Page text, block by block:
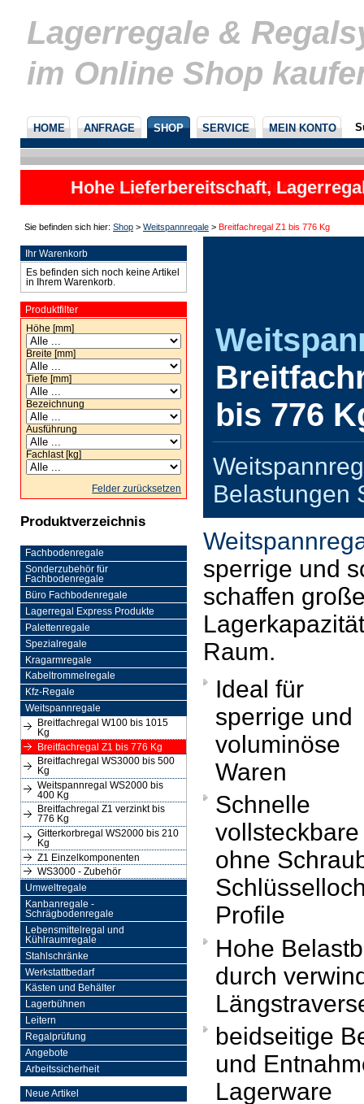
Lagerregale &
im Online Shop
HOME ANFRAGE SHOP SERVICE MEIN KONTO
Hohe Lieferbereitschaft,
nicht
Sie befinden sich hier: Shop > Weitspannregale > Breitfachregal Z1 bis 776 Kg
Ihr Warenkorb
Es befinden sich noch keine Artikel
in Ihrem Warenkorb.
Produktfilter
Höhe [mm]
Breite [mm]
Tiefe [mm]
Bezeichnung
Ausführung
Fachlast [kg]
Felder zurücksetzen
Produktverzeichnis
Fachbodenregale
Sonderzubehör für
Fachbodenregale
Büro Fachbodenregale
Lagerregal Express Produkte
Palettenregale
Spezialregale
Kragarmregale
Kabeltrommelregale
Kfz-Regale
Weitspannregale
Breitfachregal W100 bis 1015
Kg
Breitfachregal Z1 bis 776 Kg
Breitfachregal WS3000 bis 500
Kg
Weitspannregal WS2000 bis
400 Kg
Breitfachregal Z1 verzinkt bis
776 Kg
Gitterkorbregal WS2000 bis 210
Kg
Z1 Einzelkomponenten
WS3000 - Zubehör
Umweltregale
Kanbanregale -
Schrägbodenregale
Lebensmittelregal und
Kühlraumregale
Stahlschränke
Werkstattbedarf
Kästen und Behälter
Lagerbühnen
Leitern
Regalprüfung
Angebote
Arbeitssicherheit
Neue Artikel
bis 776
Belastungen
sperrige und
schaffen
Raum.
Ideal für
sperrige und
voluminöse
Waren
Schnelle
ohne
Profile
Hohe
durch
beidseitige
und
Lagerware